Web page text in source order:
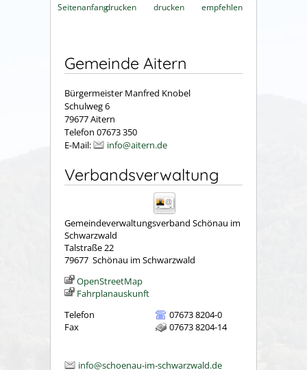
Seitenanfangdrucken
drucken
empfehlen
Gemeinde Aitern
Bürgermeister Manfred Knobel
Schulweg 6
79677 Aitern
Telefon 07673 350
E-Mail:
info@aitern.de
Verbandsverwaltung
Gemeindeverwaltungsverband Schönau im
Schwarzwald
Talstraße 22
79677 Schönau im Schwarzwald
OpenStreetMap
Fahrplanauskunft
Telefon
07673 8204-0
Fax
07673 8204-14
info@schoenau-im-schwarzwald.de